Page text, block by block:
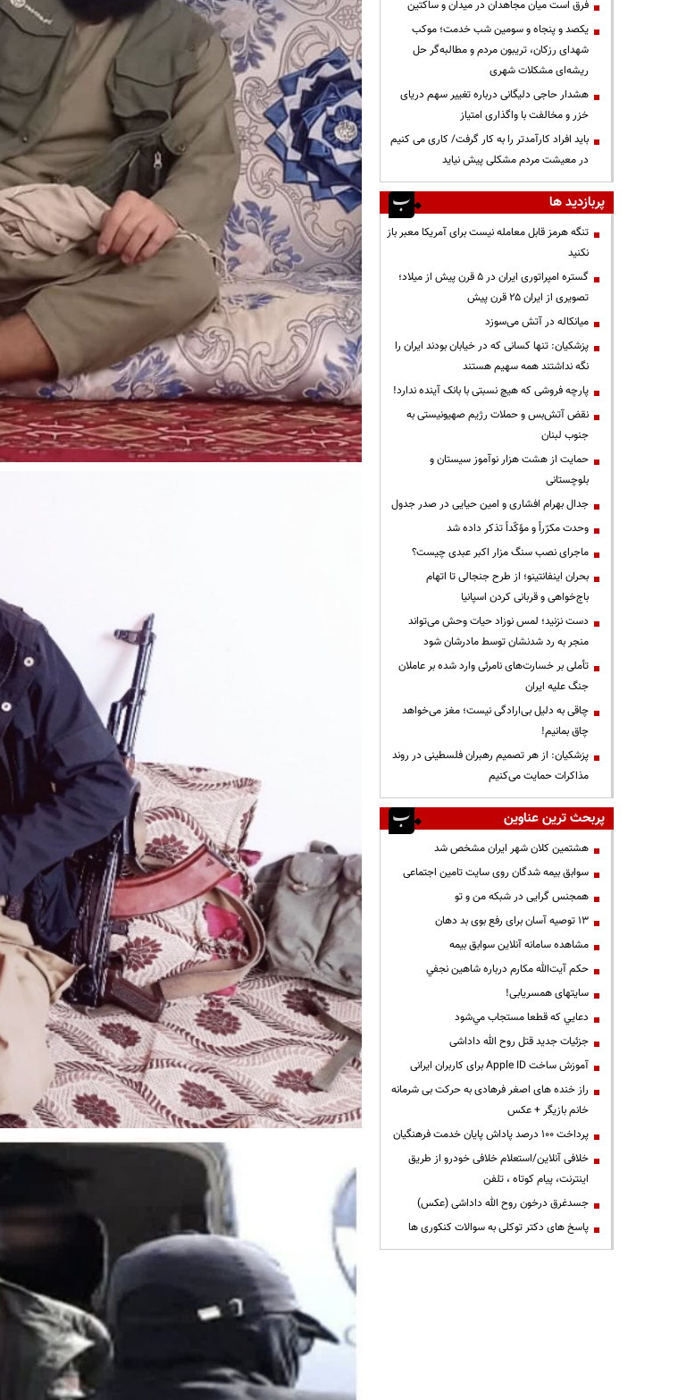
فرق است میان مجاهدان در میدان و ساکتین
یکصد و پنجاه و سومین شب خدمت؛ موکب
شهدای رزکان، تریبون مردم و مطالبه‌گر حل
ریشه‌ای مشکلات شهری
هشدار حاجی دلیگانی درباره تغییر سهم دریای
خزر و مخالفت با واگذاری امتیاز
باید افراد کارآمدتر را به کار گرفت/ کاری می کنیم
در معیشت مردم مشکلی پیش نیاید
پربازدید ها
تنگه هرمز قابل معامله نیست برای آمریکا معبر باز
نکنید
گستره امپراتوری ایران در ۵ قرن پیش از میلاد؛
تصویری از ایران ۲۵ قرن پیش
میانکاله در آتش می‌سوزد
پزشکیان: تنها کسانی که در خیابان بودند ایران را
نگه نداشتند همه سهیم هستند
پارچه فروشی که هیچ نسبتی با بانک آینده ندارد!
نقض آتش‌بس و حملات رژیم صهیونیستی به
جنوب لبنان
حمایت از هشت هزار نوآموز سیستان و
بلوچستانی
جدال بهرام افشاری و امین حیایی در صدر جدول
وحدت مکرّراً و مؤکّداً تذکر داده شد
ماجرای نصب سنگ مزار اکبر عبدی چیست؟
بحران اینفانتینو؛ از طرح جنجالی تا اتهام
باج‌خواهی و قربانی کردن اسپانیا
دست نزنید؛ لمس نوزاد حیات وحش می‌تواند
منجر به رد شدنشان توسط مادرشان شود
تأملی بر خسارت‌های نامرئی وارد شده بر عاملان
جنگ علیه ایران
چاقی به دلیل بی‌ارادگی نیست؛ مغز می‌خواهد
چاق بمانیم!
پزشکیان: از هر تصمیم رهبران فلسطینی در روند
مذاکرات حمایت می‌کنیم
پربحث ترین عناوین
هشتمین کلان شهر ایران مشخص شد
سوابق بیمه شدگان روی سایت تامین اجتماعی
همجنس گرایی در شبکه من و تو
13 توصیه آسان برای رفع بوی بد دهان
مشاهده سامانه آنلاين سوابق بیمه
حكم آيت‌الله مكارم درباره شاهين نجفي
سایتهای همسریابی!
دعايي كه قطعا مستجاب مي‌شود
جزئیات جدید قتل روح الله داداشی
آموزش ساخت Apple ID برای کاربران ایرانی
راز خنده های اصغر فرهادی به حرکت بی شرمانه
خانم بازیگر + عکس
پرداخت ۱۰۰ درصد پاداش پایان خدمت فرهنگیان
خلافی آنلاین/استعلام خلافی خودرو از طریق
اینترنت، پیام کوتاه ، تلفن
جسدغرق درخون روح الله داداشی (عکس)
پاسخ های دکتر توکلی به سوالات کنکوری ها